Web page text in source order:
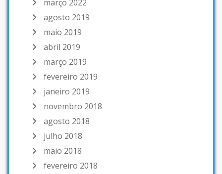
março 2022
agosto 2019
maio 2019
abril 2019
março 2019
fevereiro 2019
janeiro 2019
novembro 2018
agosto 2018
julho 2018
maio 2018
fevereiro 2018